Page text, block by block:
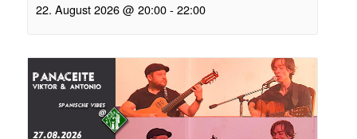
22. August 2026 @ 20:00 - 22:00